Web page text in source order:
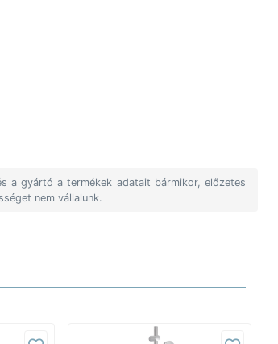
gyártó a termékek adatait bármikor, előzetes
nem vállalunk.